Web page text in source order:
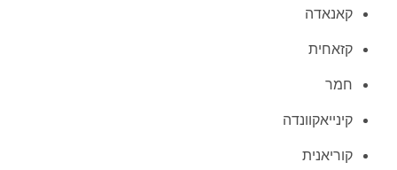
קאנאדה
קזאחית
חמר
קינייאקוונדה
קוריאנית